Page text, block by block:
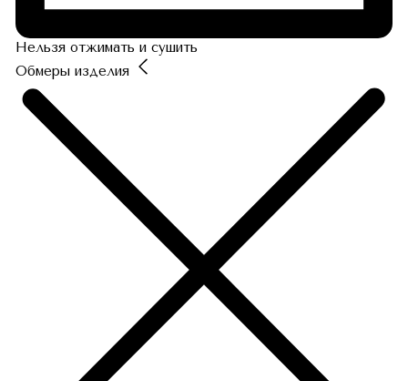
Нельзя отжимать и сушить
Обмеры изделия